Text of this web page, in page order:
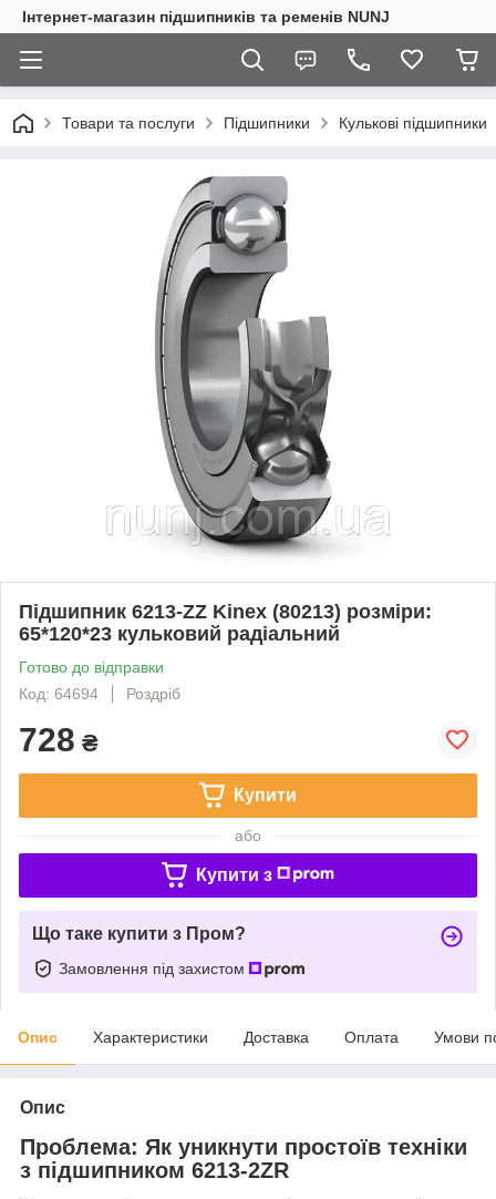
Інтернет-магазин підшипників та ременів NUNJ
Товари та послуги Підшипники Кулькові підшипники
Підшипник 6213-ZZ Kinex (80213) розміри:
65*120*23 кульковий радіальний
Готово до відправки
Код: 64694
Роздріб
728 ₴
Купити
або
Купити з
Що таке купити з Пром?
Замовлення під захистом
Опис Характеристики Доставка Оплата Умови
Опис
Проблема: Як уникнути простоїв техніки
з підшипником 6213-2ZR